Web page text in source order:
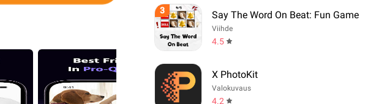
3 Say The Word On Beat: Fun Game
Viihde
4.5
X PhotoKit
Valokuvaus
4.2